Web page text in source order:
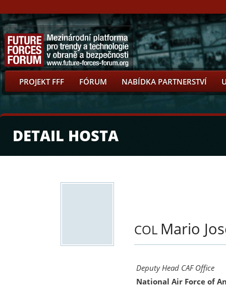
PROJEKT FFF FÓRUM NABÍDKA PARTNERSTVÍ
DETAIL HOSTA
COL Mario
Deputy Head CAF Office
National Air Force of